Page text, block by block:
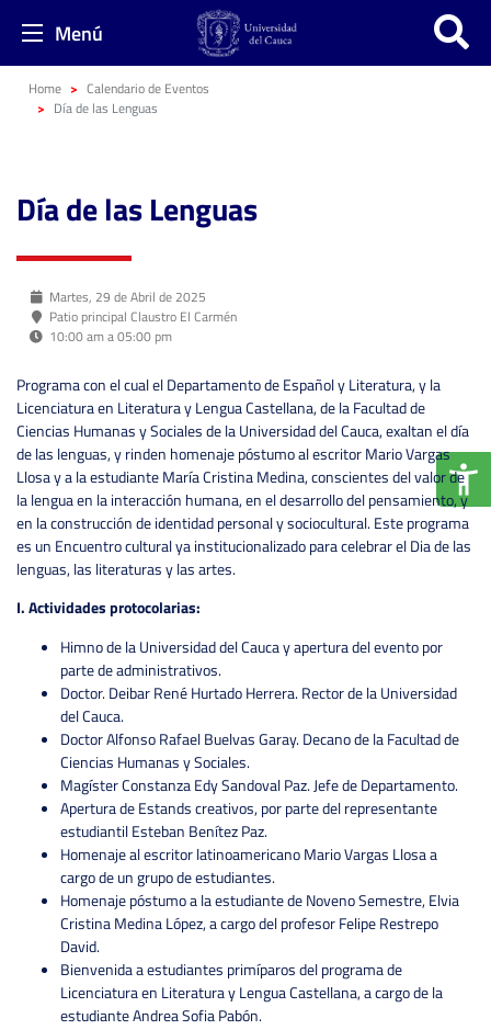
Menú
Home
Calendario de Eventos
Día de las Lenguas
Día de las Lenguas
Martes, 29 de Abril de 2025
Patio principal Claustro El Carmén
10:00 am a 05:00 pm
Programa con el cual el Departamento de Español y Literatura, y la
Licenciatura en Literatura y Lengua Castellana, de la Facultad de
Ciencias Humanas y Sociales de la Universidad del Cauca, exaltan el día
de las lenguas, y rinden homenaje póstumo al escritor Mario Vargas
Llosa y a la estudiante María Cristina Medina, conscientes del valor de
la lengua en la interacción humana, en el desarrollo del pensamiento, y
en la construcción de identidad personal y sociocultural. Este programa
es un Encuentro cultural ya institucionalizado para celebrar el Dia de las
lenguas, las literaturas y las artes.
I. Actividades protocolarias:
Himno de la Universidad del Cauca y apertura del evento por
parte de administrativos.
Doctor. Deibar René Hurtado Herrera. Rector de la Universidad
del Cauca.
Doctor Alfonso Rafael Buelvas Garay. Decano de la Facultad de
Ciencias Humanas y Sociales.
Magíster Constanza Edy Sandoval Paz. Jefe de Departamento.
Apertura de Estands creativos, por parte del representante
estudiantil Esteban Benítez Paz.
Homenaje al escritor latinoamericano Mario Vargas Llosa a
cargo de un grupo de estudiantes.
Homenaje póstumo a la estudiante de Noveno Semestre, Elvia
Cristina Medina López, a cargo del profesor Felipe Restrepo
David.
Bienvenida a estudiantes primíparos del programa de
Licenciatura en Literatura y Lengua Castellana, a cargo de la
estudiante Andrea Sofia Pabón.